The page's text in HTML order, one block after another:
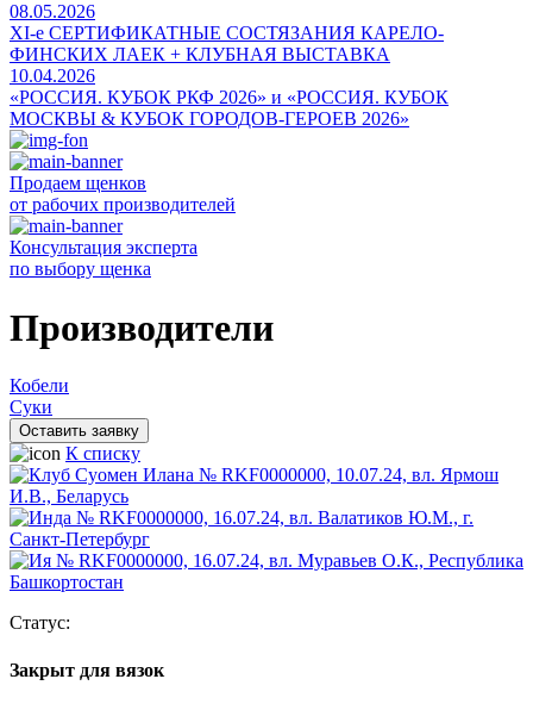
08.05.2026
ХI-е СЕРТИФИКАТНЫЕ СОСТЯЗАНИЯ КАРЕЛО-
ФИНСКИХ ЛАЕК + КЛУБНАЯ ВЫСТАВКА
10.04.2026
«РОССИЯ. КУБОК РКФ 2026» и «РОССИЯ. КУБОК
МОСКВЫ & КУБОК ГОРОДОВ-ГЕРОЕВ 2026»
Продаем щенков
от рабочих производителей
Консультация эксперта
по выбору щенка
Производители
Кобели
Суки
Оставить заявку
К списку
Статус:
Закрыт для вязок